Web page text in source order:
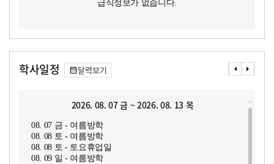
급식정보가 없습니다.
학사일정 달력보기
2026. 08. 07 금 ~ 2026. 08. 13 목
08. 07 금 - 여름방학
08. 08 토 - 여름방학
08. 08 토 - 토요휴업일
08. 09 일 - 여름방학